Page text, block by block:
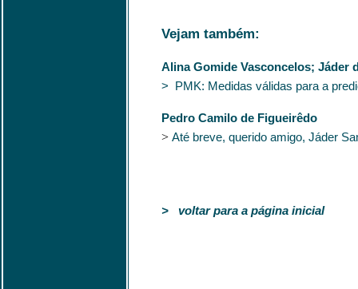
Vejam também:
Alina Gomide Vasconcelos; Jáder
> PMK: Medidas válidas para a
Pedro Camilo de Figueirêdo
> Até breve, querido amigo, Jáder
> voltar para a página inicial